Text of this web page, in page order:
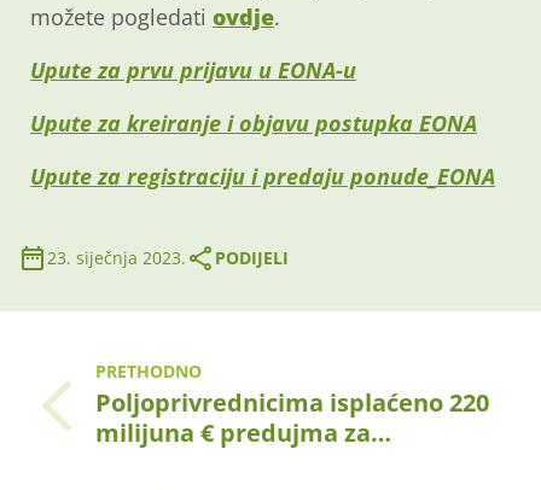
možete pogledati ovdje.
Upute za prvu prijavu u EONA-u
Upute za kreiranje i objavu postupka EONA
Upute za registraciju i predaju ponude_EONA
23. siječnja 2023. PODIJELI
PRETHODNO
Poljoprivrednicima isplaćeno 220
milijuna € predujma za…